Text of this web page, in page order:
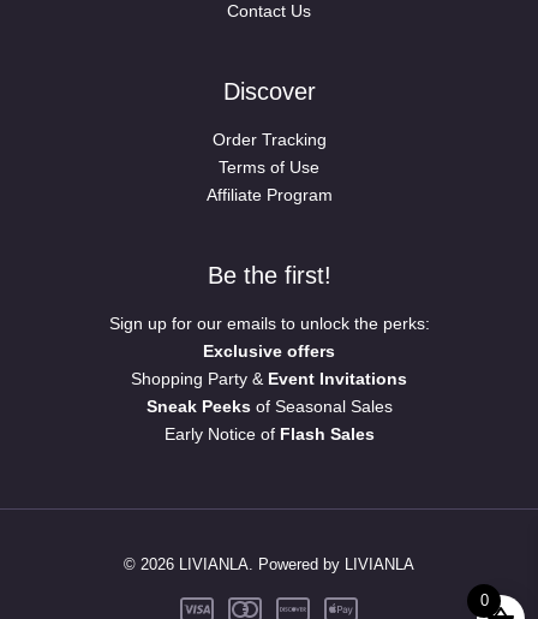
Contact Us
Discover
Order Tracking
Terms of Use
Affiliate Program
Be the first!
Sign up for our emails to unlock the perks:
Exclusive offers
Shopping Party & Event Invitations
Sneak Peeksof Seasonal Sales
Early Notice of Flash Sales
© 2026 LIVIANLA. Powered by LIVIANLA
0